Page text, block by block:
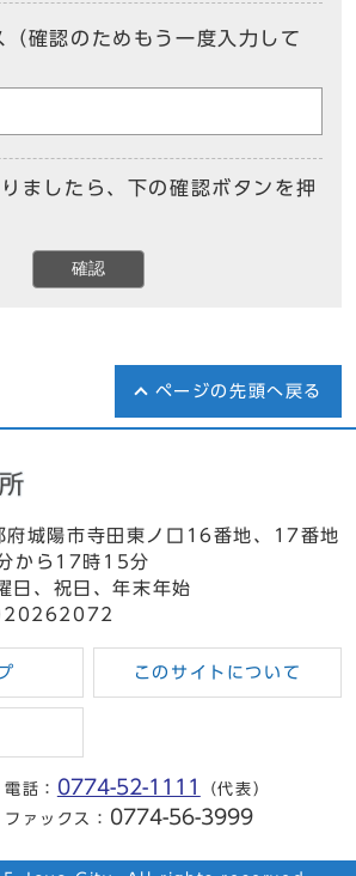
（確認のためもう一度入力して
ましたら、下の確認ボタンを押
確認
ページの先頭へ戻る
城陽市寺田東ノ口16番地、17番地
から17時15分
、祝日、年末年始
このサイトについて
電話： 0774-52-1111
（代表）
ファックス：
0774-56-3999